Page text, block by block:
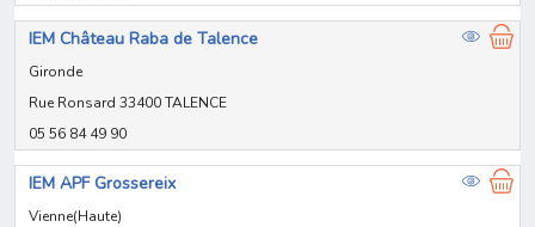
IEM Château Raba de Talence
Gironde
Rue Ronsard 33400 TALENCE
05 56 84 49 90
IEM APF Grossereix
Vienne(Haute)